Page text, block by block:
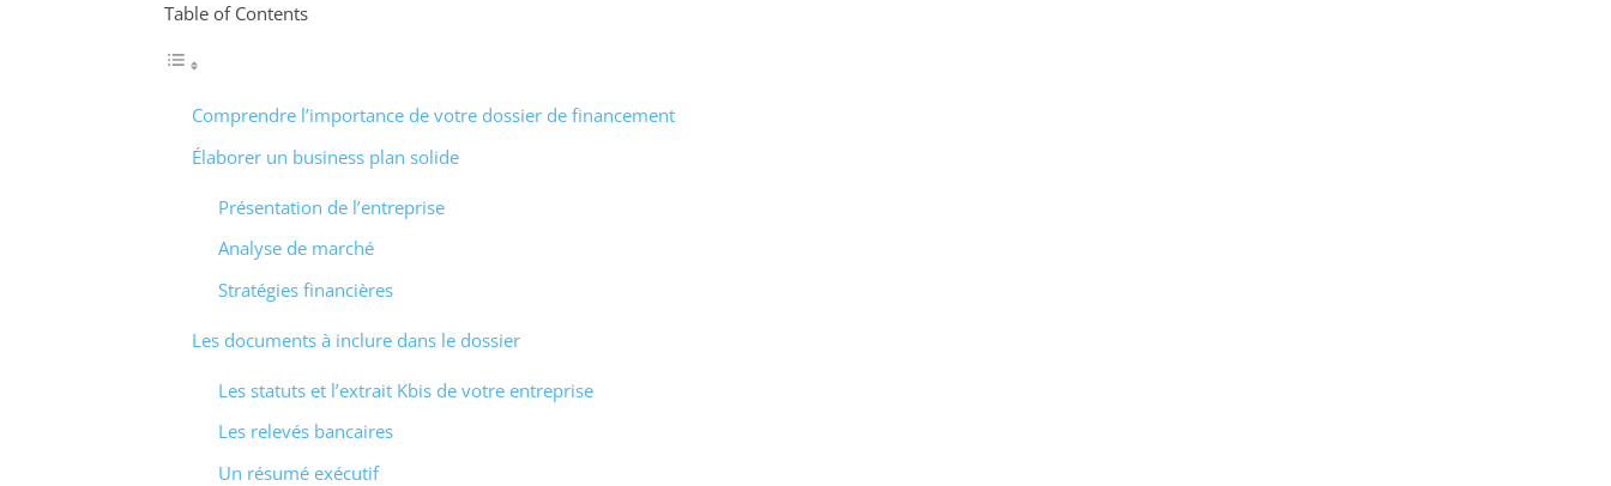
Table of Contents
Comprendre l’importance de votre dossier de financement
Élaborer un business plan solide
Présentation de l’entreprise
Analyse de marché
Stratégies financières
Les documents à inclure dans le dossier
Les statuts et l’extrait Kbis de votre entreprise
Les relevés bancaires
Un résumé exécutif